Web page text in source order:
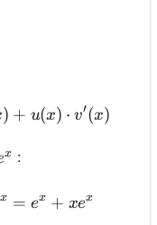
x}[u(x) \cdot
) + u(x) ⋅ v′(x)
x :
x}\left[x \cdot
x = ex + xex